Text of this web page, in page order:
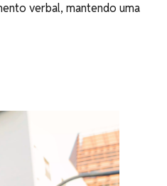
verbal, mantendo uma